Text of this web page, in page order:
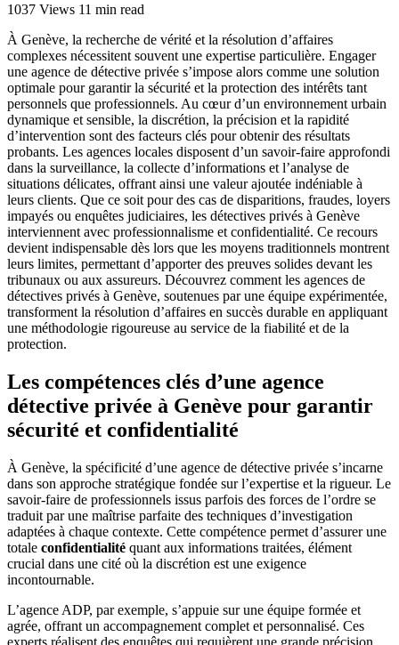
1037 Views 11 min read
À Genève, la recherche de vérité et la résolution d’affaires
complexes nécessitent souvent une expertise particulière. Engager
une agence de détective privée s’impose alors comme une solution
optimale pour garantir la sécurité et la protection des intérêts tant
personnels que professionnels. Au cœur d’un environnement urbain
dynamique et sensible, la discrétion, la précision et la rapidité
d’intervention sont des facteurs clés pour obtenir des résultats
probants. Les agences locales disposent d’un savoir-faire approfondi
dans la surveillance, la collecte d’informations et l’analyse de
situations délicates, offrant ainsi une valeur ajoutée indéniable à
leurs clients. Que ce soit pour des cas de disparitions, fraudes, loyers
impayés ou enquêtes judiciaires, les détectives privés à Genève
interviennent avec professionnalisme et confidentialité. Ce recours
devient indispensable dès lors que les moyens traditionnels montrent
leurs limites, permettant d’apporter des preuves solides devant les
tribunaux ou aux assureurs. Découvrez comment les agences de
détectives privés à Genève, soutenues par une équipe expérimentée,
transforment la résolution d’affaires en succès durable en appliquant
une méthodologie rigoureuse au service de la fiabilité et de la
protection.
Les compétences clés d’une agence
détective privée à Genève pour garantir
sécurité et confidentialité
À Genève, la spécificité d’une agence de détective privée s’incarne
dans son approche stratégique fondée sur l’expertise et la rigueur. Le
savoir-faire de professionnels issus parfois des forces de l’ordre se
traduit par une maîtrise parfaite des techniques d’investigation
adaptées à chaque contexte. Cette compétence permet d’assurer une
totale confidentialité quant aux informations traitées, élément
crucial dans une cité où la discrétion est une exigence
incontournable.
L’agence ADP, par exemple, s’appuie sur une équipe formée et
agrée, offrant un accompagnement complet et personnalisé. Ces
experts réalisent des enquêtes qui requièrent une grande précision,